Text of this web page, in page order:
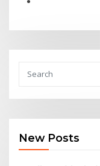
New Posts